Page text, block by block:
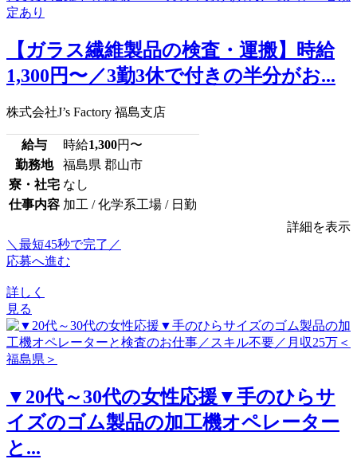
【ガラス繊維製品の検査・運搬】時給
1,300円〜／3勤3休で付きの半分がお...
株式会社J’s Factory 福島支店
給与 時給1,300円〜
勤務地
福島県 郡山市
寮・社宅 なし
仕事内容 加工 / 化学系工場 / 日勤
詳細を表示
＼最短45秒で完了／
応募へ進む
詳しく
見る
▼20代～30代の女性応援▼手のひらサ
イズのゴム製品の加工機オペレーター
と...